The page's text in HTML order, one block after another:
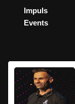
Impuls
Events